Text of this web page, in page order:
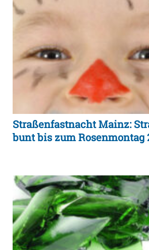
Straßenfastnacht Mainz:
bunt bis zum Rosenmontag